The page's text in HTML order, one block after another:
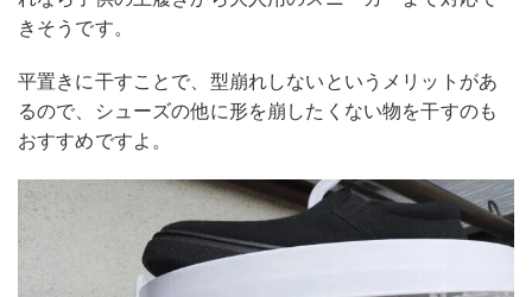
きそうです。
平置きに干すことで、型崩れしないというメリットがあ
るので、シューズの他に形を崩したくない物を干すのも
おすすめですよ。